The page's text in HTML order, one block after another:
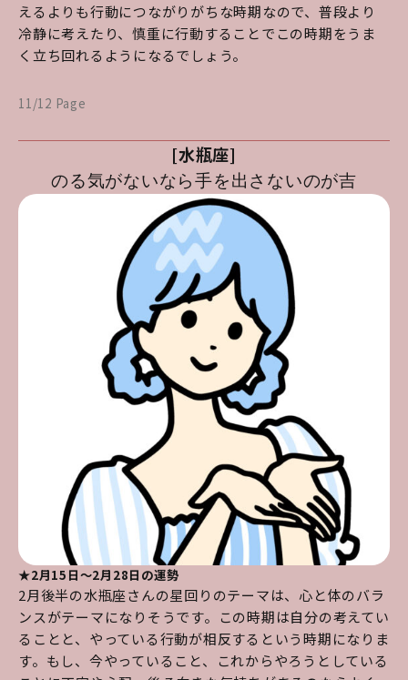
えるよりも行動につながりがちな時期なので、普段より
冷静に考えたり、慎重に行動することでこの時期をうま
く立ち回れるようになるでしょう。
11/12 Page
[水瓶座]
のる気がないなら手を出さないのが吉
★2月15日～2月28日の運勢
2月後半の水瓶座さんの星回りのテーマは、心と体のバラ
ンスがテーマになりそうです。この時期は自分の考えてい
ることと、やっている行動が相反するという時期になりま
す。もし、今やっていること、これからやろうとしている